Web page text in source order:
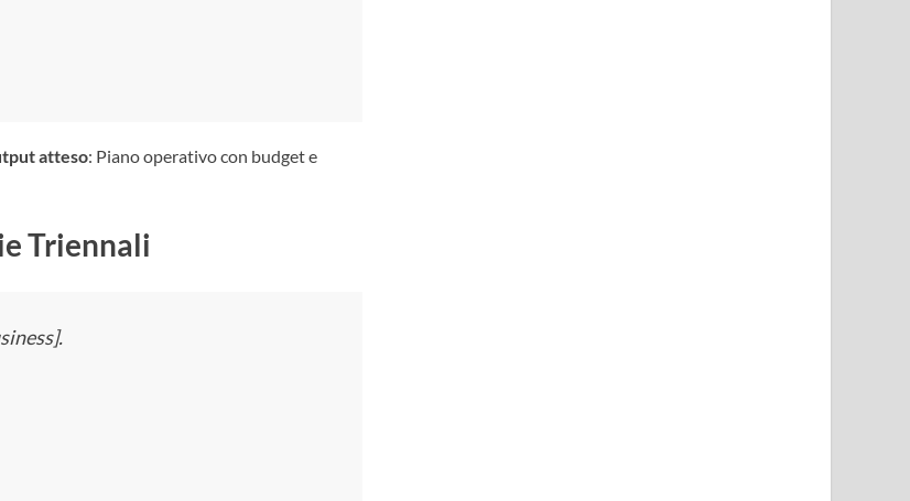
atteso: Piano operativo con budget e
Triennali